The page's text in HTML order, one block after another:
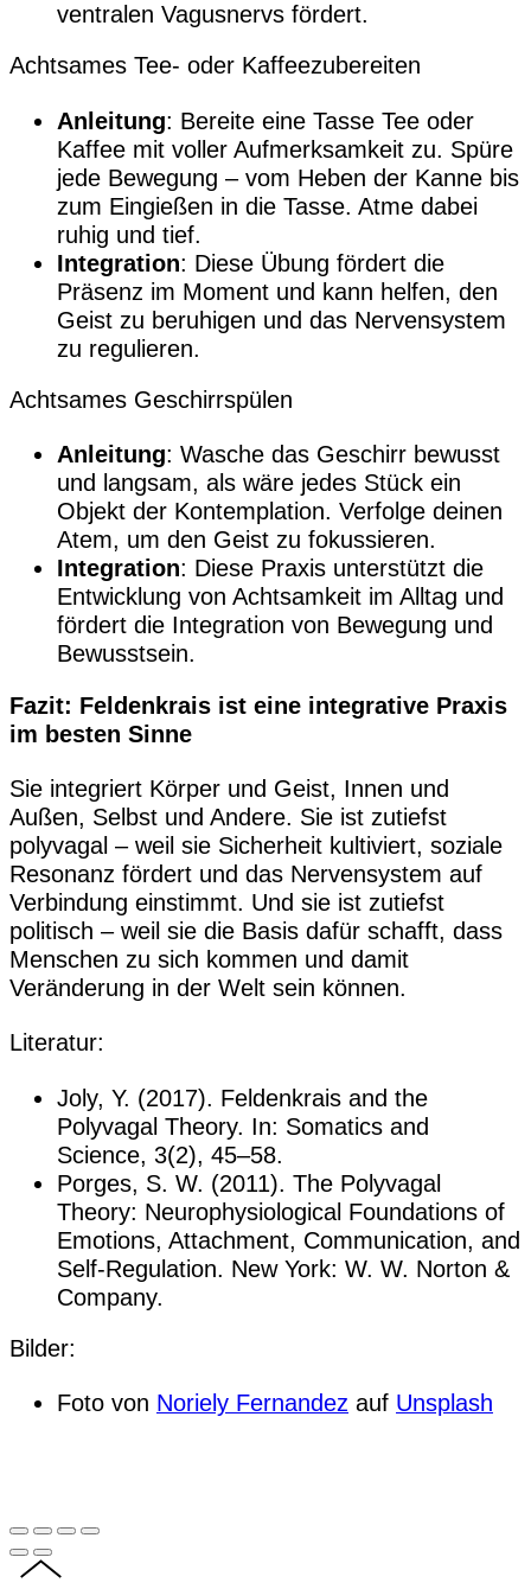
ventralen Vagusnervs fördert.
Achtsames Tee- oder Kaffeezubereiten
Anleitung: Bereite eine Tasse Tee oder
Kaffee mit voller Aufmerksamkeit zu. Spüre
jede Bewegung – vom Heben der Kanne bis
zum Eingießen in die Tasse. Atme dabei
ruhig und tief.
Integration: Diese Übung fördert die
Präsenz im Moment und kann helfen, den
Geist zu beruhigen und das Nervensystem
zu regulieren.
Achtsames Geschirrspülen
Anleitung: Wasche das Geschirr bewusst
und langsam, als wäre jedes Stück ein
Objekt der Kontemplation. Verfolge deinen
Atem, um den Geist zu fokussieren.
Integration: Diese Praxis unterstützt die
Entwicklung von Achtsamkeit im Alltag und
fördert die Integration von Bewegung und
Bewusstsein.
Fazit: Feldenkrais ist eine integrative Praxis
im besten Sinne
Sie integriert Körper und Geist, Innen und
Außen, Selbst und Andere. Sie ist zutiefst
polyvagal – weil sie Sicherheit kultiviert, soziale
Resonanz fördert und das Nervensystem auf
Verbindung einstimmt. Und sie ist zutiefst
politisch – weil sie die Basis dafür schafft, dass
Menschen zu sich kommen und damit
Veränderung in der Welt sein können.
Literatur:
Joly, Y. (2017). Feldenkrais and the
Polyvagal Theory. In: Somatics and
Science, 3(2), 45–58.
Porges, S. W. (2011). The Polyvagal
Theory: Neurophysiological Foundations of
Emotions, Attachment, Communication, and
Self-Regulation. New York: W. W. Norton &
Company.
Bilder:
Foto von Noriely Fernandez auf Unsplash